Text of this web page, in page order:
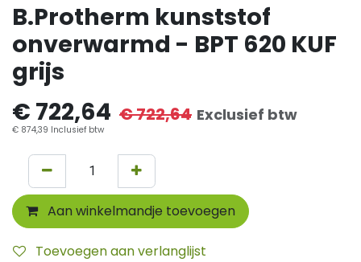
B.Protherm kunststof
onverwarmd - BPT 620 KUF
grijs
€ 722,64 €722,64 Exclusief btw
€ 874,39 Inclusief btw
Aan winkelmandje toevoegen
Toevoegen aan verlanglijst